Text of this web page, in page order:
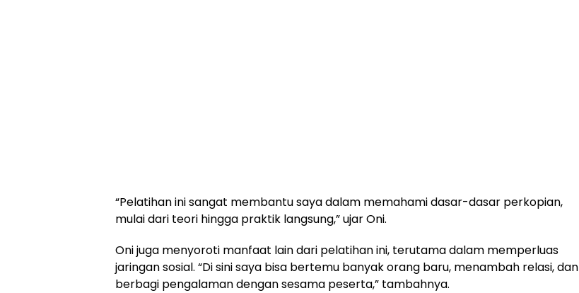
“Pelatihan ini sangat membantu saya dalam memahami dasar-dasar perkopian,
mulai dari teori hingga praktik langsung,” ujar Oni.
Oni juga menyoroti manfaat lain dari pelatihan ini, terutama dalam memperluas
jaringan sosial. “Di sini saya bisa bertemu banyak orang baru, menambah relasi, dan
berbagi pengalaman dengan sesama peserta,” tambahnya.